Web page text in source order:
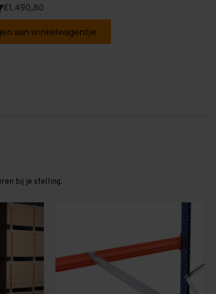
€1.490,80
aan winkelwagentje
bij je stelling.